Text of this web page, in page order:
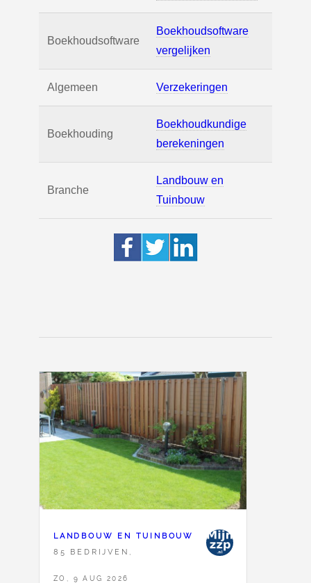
Boekhoudsoftware
Boekhoudsoftware
vergelijken
Algemeen Verzekeringen
Boekhouding
Boekhoudkundige
berekeningen
Branche
Landbouw en
Tuinbouw
LANDBOUW EN TUINBOUW
85 BEDRIJVEN,
ZO, 9 AUG 2026